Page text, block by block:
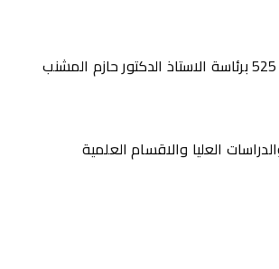
انعقد اليوم الثلاثاء الموافق 13/6/2024 مجلس كليه العلوم بسوهاج رقم 525 برئاسة الاستاذ الدكتور حازم المشنب
العليا والاقسام العلمية